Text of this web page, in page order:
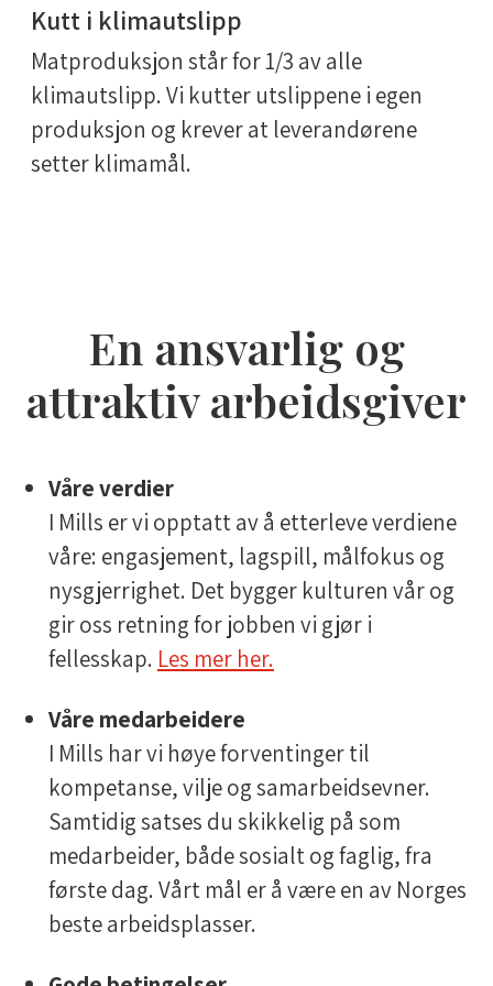
Kutt i klimautslipp
Matproduksjon står for 1/3 av alle
klimautslipp. Vi kutter utslippene i egen
produksjon og krever at leverandørene
setter klimamål.
En ansvarlig og
attraktiv arbeidsgiver
Våre verdier
I Mills er vi opptatt av å etterleve verdiene
våre: engasjement, lagspill, målfokus og
nysgjerrighet. Det bygger kulturen vår og
gir oss retning for jobben vi gjør i
fellesskap. Les mer her.
Våre medarbeidere
I Mills har vi høye forventinger til
kompetanse, vilje og samarbeidsevner.
Samtidig satses du skikkelig på som
medarbeider, både sosialt og faglig, fra
første dag. Vårt mål er å være en av Norges
beste arbeidsplasser.